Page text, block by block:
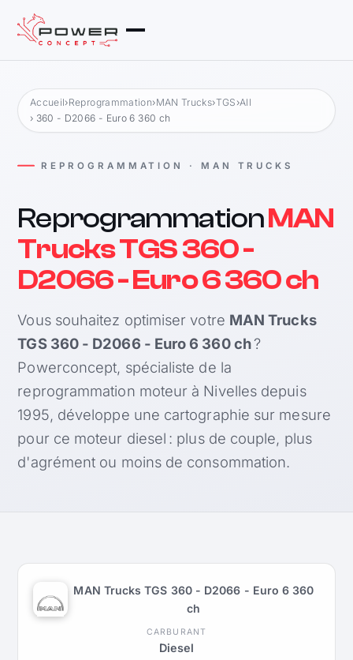
Accueil›Reprogrammation›MAN Trucks›TGS ›All
› 360 - D2066 - Euro 6 360 ch
REPROGRAMMATION · MAN TRUCKS
ReprogrammationMAN
Trucks TGS 360 -
D2066 - Euro 6 360 ch
Vous souhaitez optimiser votre MAN Trucks
TGS 360 - D2066 - Euro 6 360 ch?
Powerconcept, spécialiste de la
reprogrammation moteur à Nivelles depuis
1995, développe une cartographie sur mesure
pour ce moteur diesel : plus de couple, plus
d'agrément ou moins de consommation.
MAN Trucks TGS 360 - D2066 - Euro 6 360
ch
CARBURANT
Diesel